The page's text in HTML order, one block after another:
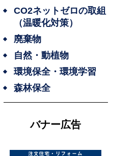
CO2ネットゼロの取組
（温暖化対策）
廃棄物
自然・動植物
環境保全・環境学習
森林保全
バナー広告